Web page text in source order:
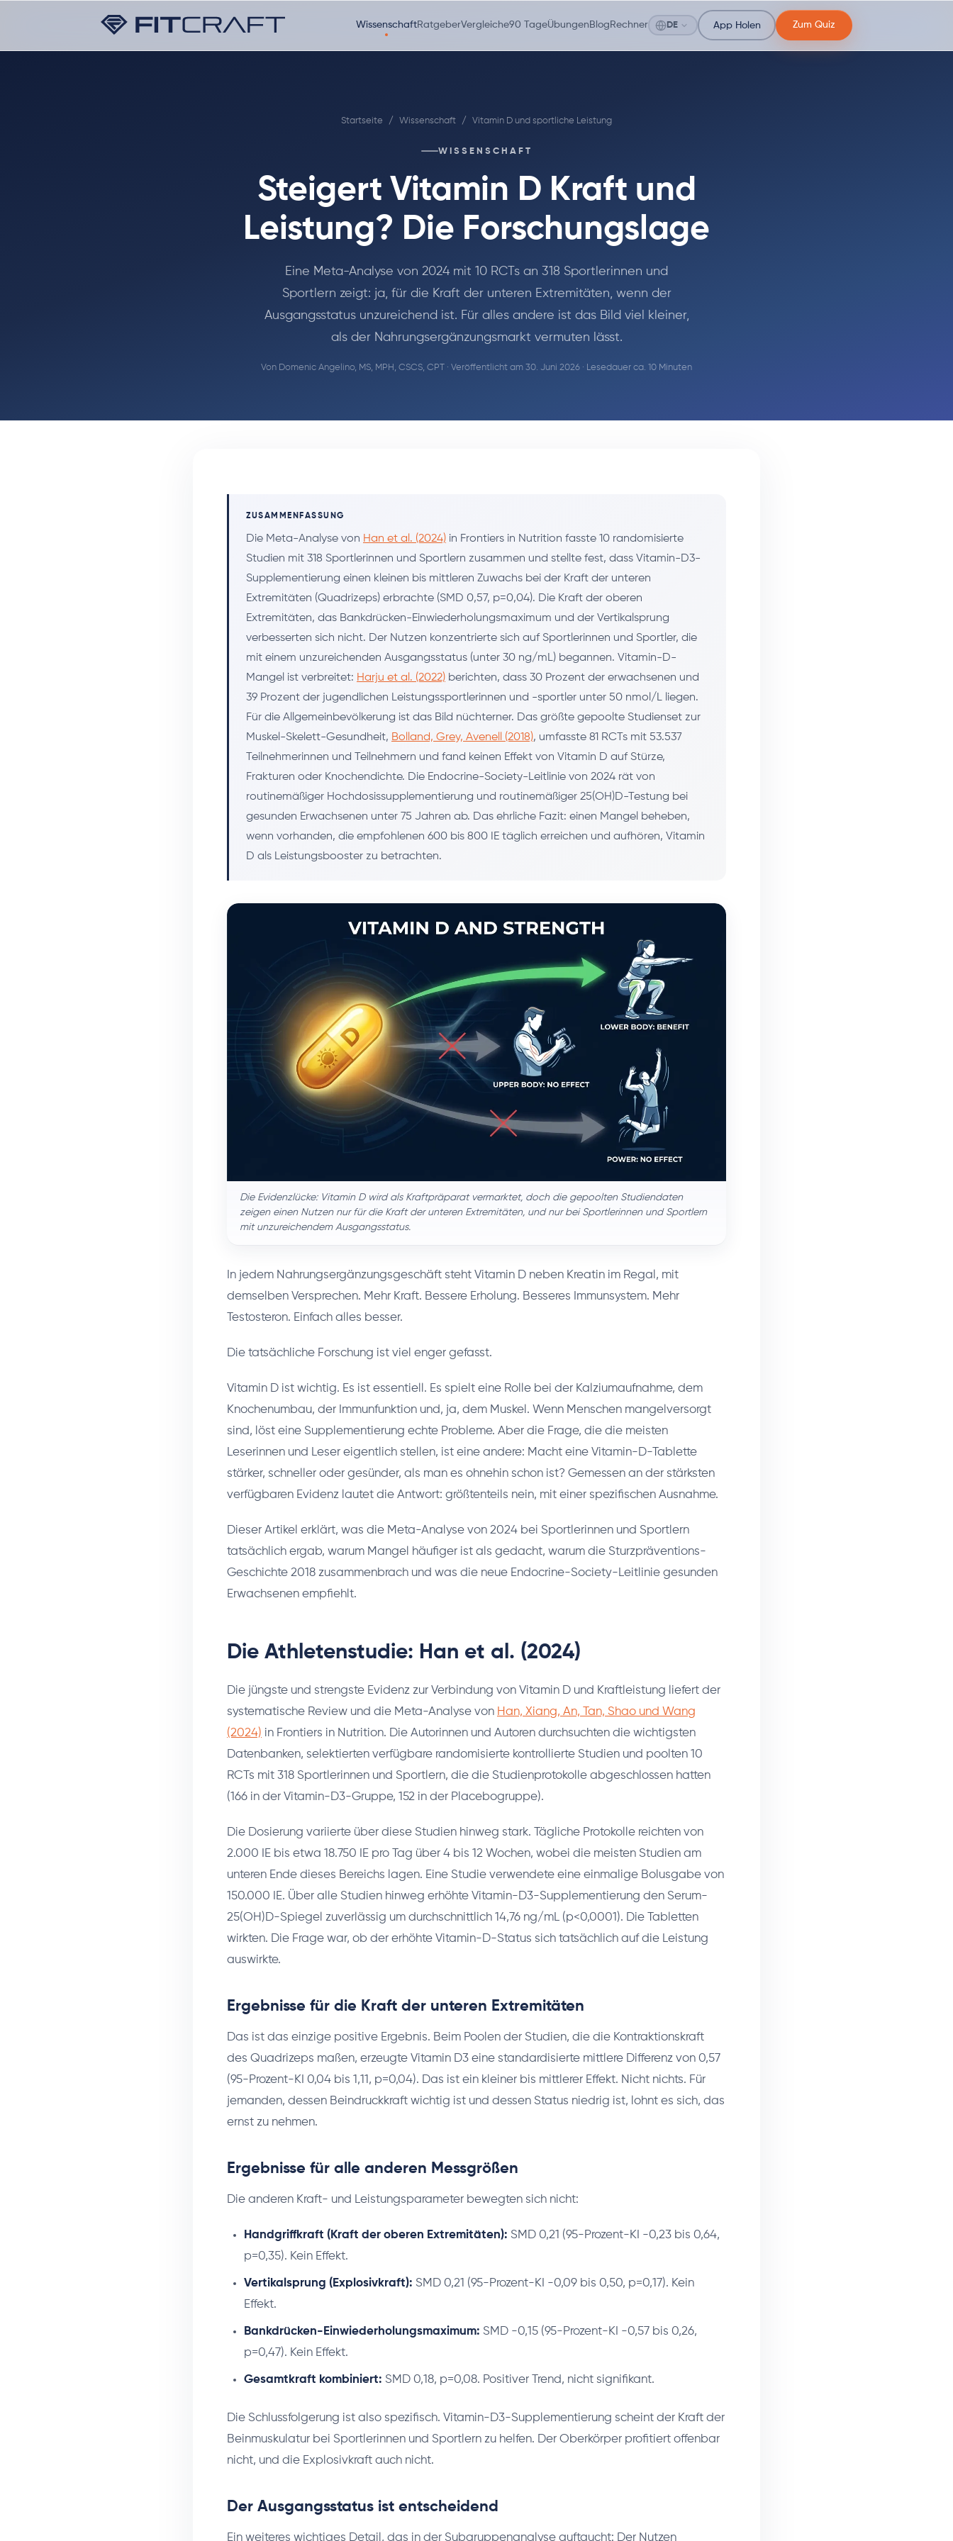
WissenschaftRatgeberVergleiche90 TageÜbungen Blog Rechner DE App Holen Zum Quiz
Startseite / Wissenschaft / Vitamin D und sportliche Leistung
WISSENSCHAFT
Steigert Vitamin D Kraft und
Leistung? Die Forschungslage
Eine Meta-Analyse von 2024 mit 10 RCTs an 318 Sportlerinnen und
Sportlern zeigt: ja, für die Kraft der unteren Extremitäten, wenn der
Ausgangsstatus unzureichend ist. Für alles andere ist das Bild viel kleiner,
als der Nahrungsergänzungsmarkt vermuten lässt.
Von Domenic Angelino, MS, MPH, CSCS, CPT · Veröffentlicht am 30. Juni 2026 · Lesedauer ca. 10 Minuten
ZUSAMMENFASSUNG
Die Meta-Analyse von Han et al. (2024) in Frontiers in Nutrition fasste 10 randomisierte
Studien mit 318 Sportlerinnen und Sportlern zusammen und stellte fest, dass Vitamin-D3-
Supplementierung einen kleinen bis mittleren Zuwachs bei der Kraft der unteren
Extremitäten (Quadrizeps) erbrachte (SMD 0,57, p=0,04). Die Kraft der oberen
Extremitäten, das Bankdrücken-Einwiederholungsmaximum und der Vertikalsprung
verbesserten sich nicht. Der Nutzen konzentrierte sich auf Sportlerinnen und Sportler, die
mit einem unzureichenden Ausgangsstatus (unter 30 ng/mL) begannen. Vitamin-D-
Mangel ist verbreitet: Harju et al. (2022) berichten, dass 30 Prozent der erwachsenen und
39 Prozent der jugendlichen Leistungssportlerinnen und -sportler unter 50 nmol/L liegen.
Für die Allgemeinbevölkerung ist das Bild nüchterner. Das größte gepoolte Studienset zur
Muskel-Skelett-Gesundheit, Bolland, Grey, Avenell (2018), umfasste 81 RCTs mit 53.537
Teilnehmerinnen und Teilnehmern und fand keinen Effekt von Vitamin D auf Stürze,
Frakturen oder Knochendichte. Die Endocrine-Society-Leitlinie von 2024 rät von
routinemäßiger Hochdosissupplementierung und routinemäßiger 25(OH)D-Testung bei
gesunden Erwachsenen unter 75 Jahren ab. Das ehrliche Fazit: einen Mangel beheben,
wenn vorhanden, die empfohlenen 600 bis 800 IE täglich erreichen und aufhören, Vitamin
D als Leistungsbooster zu betrachten.
Die Evidenzlücke: Vitamin D wird als Kraftpräparat vermarktet, doch die gepoolten Studiendaten
zeigen einen Nutzen nur für die Kraft der unteren Extremitäten, und nur bei Sportlerinnen und Sportlern
mit unzureichendem Ausgangsstatus.
In jedem Nahrungsergänzungsgeschäft steht Vitamin D neben Kreatin im Regal, mit
demselben Versprechen. Mehr Kraft. Bessere Erholung. Besseres Immunsystem. Mehr
Testosteron. Einfach alles besser.
Die tatsächliche Forschung ist viel enger gefasst.
Vitamin D ist wichtig. Es ist essentiell. Es spielt eine Rolle bei der Kalziumaufnahme, dem
Knochenumbau, der Immunfunktion und, ja, dem Muskel. Wenn Menschen mangelversorgt
sind, löst eine Supplementierung echte Probleme. Aber die Frage, die die meisten
Leserinnen und Leser eigentlich stellen, ist eine andere: Macht eine Vitamin-D-Tablette
stärker, schneller oder gesünder, als man es ohnehin schon ist? Gemessen an der stärksten
verfügbaren Evidenz lautet die Antwort: größtenteils nein, mit einer spezifischen Ausnahme.
Dieser Artikel erklärt, was die Meta-Analyse von 2024 bei Sportlerinnen und Sportlern
tatsächlich ergab, warum Mangel häufiger ist als gedacht, warum die Sturzpräventions-
Geschichte 2018 zusammenbrach und was die neue Endocrine-Society-Leitlinie gesunden
Erwachsenen empfiehlt.
Die Athletenstudie: Han et al. (2024)
Die jüngste und strengste Evidenz zur Verbindung von Vitamin D und Kraftleistung liefert der
systematische Review und die Meta-Analyse von Han, Xiang, An, Tan, Shao und Wang
(2024) in Frontiers in Nutrition. Die Autorinnen und Autoren durchsuchten die wichtigsten
Datenbanken, selektierten verfügbare randomisierte kontrollierte Studien und poolten 10
RCTs mit 318 Sportlerinnen und Sportlern, die die Studienprotokolle abgeschlossen hatten
(166 in der Vitamin-D3-Gruppe, 152 in der Placebogruppe).
Die Dosierung variierte über diese Studien hinweg stark. Tägliche Protokolle reichten von
2.000 IE bis etwa 18.750 IE pro Tag über 4 bis 12 Wochen, wobei die meisten Studien am
unteren Ende dieses Bereichs lagen. Eine Studie verwendete eine einmalige Bolusgabe von
150.000 IE. Über alle Studien hinweg erhöhte Vitamin-D3-Supplementierung den Serum-
25(OH)D-Spiegel zuverlässig um durchschnittlich 14,76 ng/mL (p<0,0001). Die Tabletten
wirkten. Die Frage war, ob der erhöhte Vitamin-D-Status sich tatsächlich auf die Leistung
auswirkte.
Ergebnisse für die Kraft der unteren Extremitäten
Das ist das einzige positive Ergebnis. Beim Poolen der Studien, die die Kontraktionskraft
des Quadrizeps maßen, erzeugte Vitamin D3 eine standardisierte mittlere Differenz von 0,57
(95-Prozent-KI 0,04 bis 1,11, p=0,04). Das ist ein kleiner bis mittlerer Effekt. Nicht nichts. Für
jemanden, dessen Beindruckkraft wichtig ist und dessen Status niedrig ist, lohnt es sich, das
ernst zu nehmen.
Ergebnisse für alle anderen Messgrößen
Die anderen Kraft- und Leistungsparameter bewegten sich nicht:
Handgriffkraft (Kraft der oberen Extremitäten): SMD 0,21 (95-Prozent-KI -0,23 bis 0,64,
p=0,35). Kein Effekt.
Vertikalsprung (Explosivkraft): SMD 0,21 (95-Prozent-KI -0,09 bis 0,50, p=0,17). Kein
Effekt.
Bankdrücken-Einwiederholungsmaximum: SMD -0,15 (95-Prozent-KI -0,57 bis 0,26,
p=0,47). Kein Effekt.
Gesamtkraft kombiniert: SMD 0,18, p=0,08. Positiver Trend, nicht signifikant.
Die Schlussfolgerung ist also spezifisch. Vitamin-D3-Supplementierung scheint der Kraft der
Beinmuskulatur bei Sportlerinnen und Sportlern zu helfen. Der Oberkörper profitiert offenbar
nicht, und die Explosivkraft auch nicht.
Der Ausgangsstatus ist entscheidend
Ein weiteres wichtiges Detail, das in der Subgruppenanalyse auftaucht: Der Nutzen